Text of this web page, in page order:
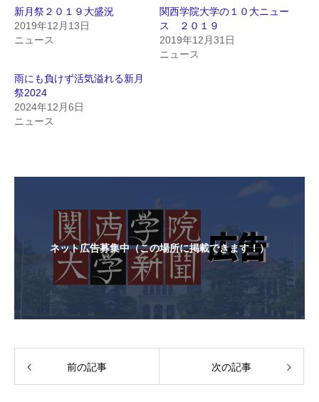
新月祭２０１９大盛況
2019年12月13日
ニュース
関西学院大学の１０大ニュー
ス ２０１９
2019年12月31日
ニュース
雨にも負けず活気溢れる新月
祭2024
2024年12月6日
ニュース
ネット広告募集中（この場所に掲載できます！）
前の記事 次の記事